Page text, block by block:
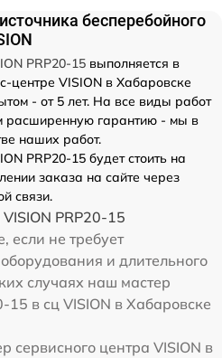
бесперебойного
PRP20-15 выполняется в
центре VISION в Хабаровске
- от 5 лет. На все виды работ
расширенную гарантию - мы в
наших работ.
PRP20-15 будет стоить на
заказа на сайте через
связи.
PRP20-15
если не требует
и длительного
случаях наш мастер
15 в сц VISION в Хабаровске
сервисного центра VISION в